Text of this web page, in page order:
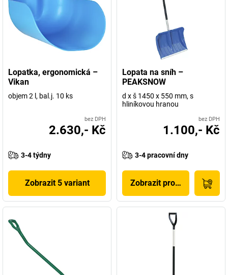
Lopatka, ergonomická –
Vikan
objem 2 l, bal.j. 10 ks
bez DPH
2.630,- Kč
3-4 týdny
Zobrazit 5 variant
Lopata na sníh –
PEAKSNOW
d x š 1450 x 550 mm, s
hliníkovou hranou
bez DPH
1.100,- Kč
3-4 pracovní dny
Zobrazit produkt